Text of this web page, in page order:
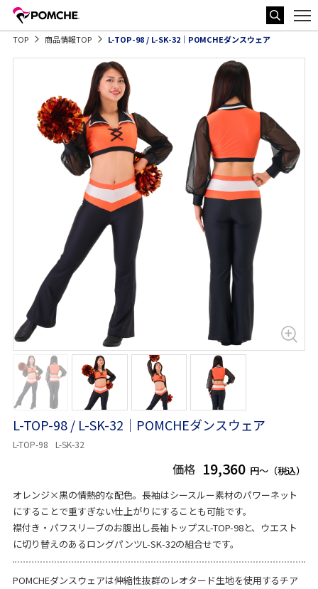
TOP 商品情報TOP L-TOP-98 / L-SK-32｜POMCHEダンスウェア
L-TOP-98 / L-SK-32｜POMCHEダンスウェア
L-TOP-98 L-SK-32
価格 19,360 円～（税込）
オレンジ×黒の情熱的な配色。長袖はシースルー素材のパワーネット
にすることで重すぎない仕上がりにすることも可能です。
襟付き・パフスリーブのお腹出し長袖トップスL-TOP-98と、ウエスト
に切り替えのあるロングパンツL-SK-32の組合せです。
POMCHEダンスウェアは伸縮性抜群のレオタード生地を使用するチア